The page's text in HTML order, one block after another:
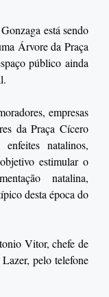
está sendo
Árvore da Praça
público ainda
empresas
da Praça Cícero
natalinos,
estimular o
natalina,
desta época do
Vitor, chefe de
pelo telefone